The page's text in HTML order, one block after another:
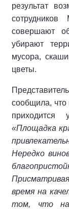
результат
совершают
убирают
мусора,
цветы.
сообщила, что
приходится
«Площадка
Нередко
время на
том, что на